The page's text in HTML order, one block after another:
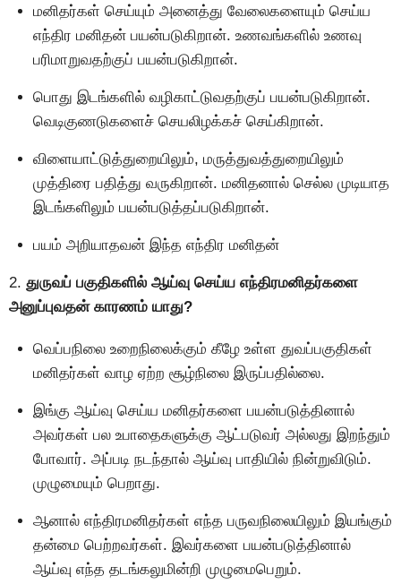
மனிதர்கள் செய்யும் அனைத்து வேலைகளையும் செய்ய
எந்திர மனிதன் பயன்படுகிறான். உணவங்களில் உணவு
பரிமாறுவதற்குப் பயன்படுகிறான்.
பொது இடங்களில் வழிகாட்டுவதற்குப் பயன்படுகிறான்.
வெடிகுணடுகளைச் செயலிழக்கச் செய்கிறான்.
விளையாட்டுத்துறையிலும், மருத்துவத்துறையிலும்
முத்திரை பதித்து வருகிறான். மனிதனால் செல்ல முடியாத
இடங்களிலும் பயன்படுத்தப்படுகிறான்.
பயம் அறியாதவன் இந்த எந்திர மனிதன்
2. துருவப் பகுதிகளில் ஆய்வு செய்ய எந்திரமனிதர்களை
அனுப்புவதன் காரணம் யாது?
வெப்பநிலை உறைநிலைக்கும் கீழே உள்ள துவப்பகுதிகள்
மனிதர்கள் வாழ ஏற்ற சூழ்நிலை இருப்பதில்லை.
இங்கு ஆய்வு செய்ய மனிதர்களை பயன்படுத்தினால்
அவர்கள் பல உபாதைகளுக்கு ஆட்படுவர் அல்லது இறந்தும்
போவார். அப்படி நடந்தால் ஆய்வு பாதியில் நின்றுவிடும்.
முழுமையும் பெறாது.
ஆனால் எந்திரமனிதர்கள் எந்த பருவநிலையிலும் இயங்கும்
தன்மை பெற்றவர்கள். இவர்களை பயன்படுத்தினால்
ஆய்வு எந்த தடங்கலுமின்றி முழுமைபெறும்.